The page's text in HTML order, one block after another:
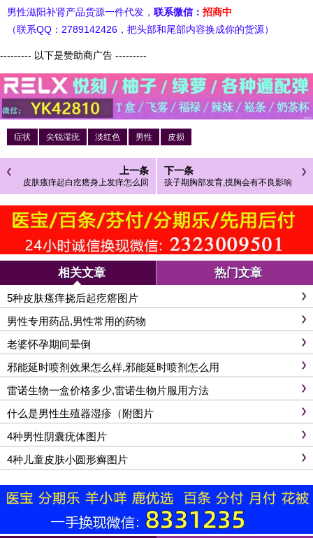
男性滋阳补肾产品货源一件代发， 联系微信： 招商中
（联系QQ：2789142426，把头部和尾部内容换成你的货源）
--------- 以下是赞助商广告 ---------
症状 尖锐湿疣 淡红色 男性 皮损
上一条
皮肤瘙痒起白疙瘩身上发痒怎么回
事图片
下一条
孩子期胸部发育,摸胸会有不良影响
吗
相关文章 热门文章
5种皮肤瘙痒挠后起疙瘩图片
男性专用药品,男性常用的药物
老婆怀孕期间晕倒
邪能延时喷剂效果怎么样,邪能延时喷剂怎么用
雷诺生物一盒价格多少,雷诺生物片服用方法
什么是男性生殖器湿疹（附图片
4种男性阴囊疣体图片
4种儿童皮肤小圆形癣图片